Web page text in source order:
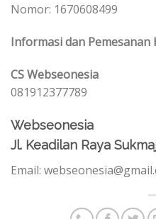
Nomor: 1670608499
Informasi dan Pemesanan
CS Webseonesia
081912377789
Webseonesia
Jl. Keadilan Raya
Email: